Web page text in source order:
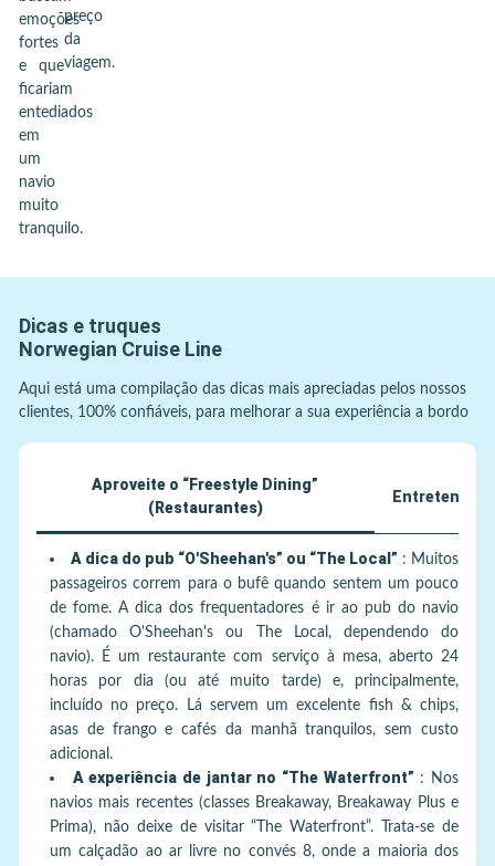
emoções
fortes
e que
ficariam
entediados
em
um
navio
muito
tranquilo.
preço
da
viagem.
Dicas e truques
Norwegian Cruise Line
Aqui está uma compilação das dicas mais apreciadas pelos nossos
clientes, 100% confiáveis, para melhorar a sua experiência a bordo
Aproveite o “Freestyle Dining”
(Restaurantes)
A dica do pub “O'Sheehan's” ou “The Local” : Muitos
passageiros correm para o bufê quando sentem um pouco
de fome. A dica dos frequentadores é ir ao pub do navio
(chamado O'Sheehan's ou The Local, dependendo do
navio). É um restaurante com serviço à mesa, aberto 24
horas por dia (ou até muito tarde) e, principalmente,
incluído no preço. Lá servem um excelente fish & chips,
asas de frango e cafés da manhã tranquilos, sem custo
adicional.
A experiência de jantar no “The Waterfront” :
Nos
navios mais recentes (classes Breakaway, Breakaway Plus e
Prima), não deixe de visitar “The Waterfront”. Trata-se de
um calçadão ao ar livre no convés 8, onde a maioria dos